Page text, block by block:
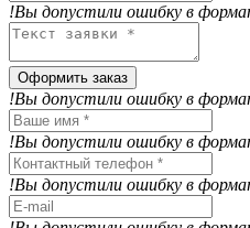
!Вы допустили ошибку в
Оформить заказ
!Вы допустили ошибку в
!Вы допустили ошибку в
!Вы допустили ошибку в